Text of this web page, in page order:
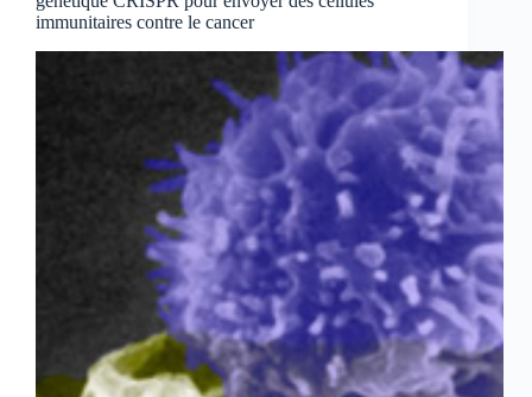
immunitaires contre le cancer